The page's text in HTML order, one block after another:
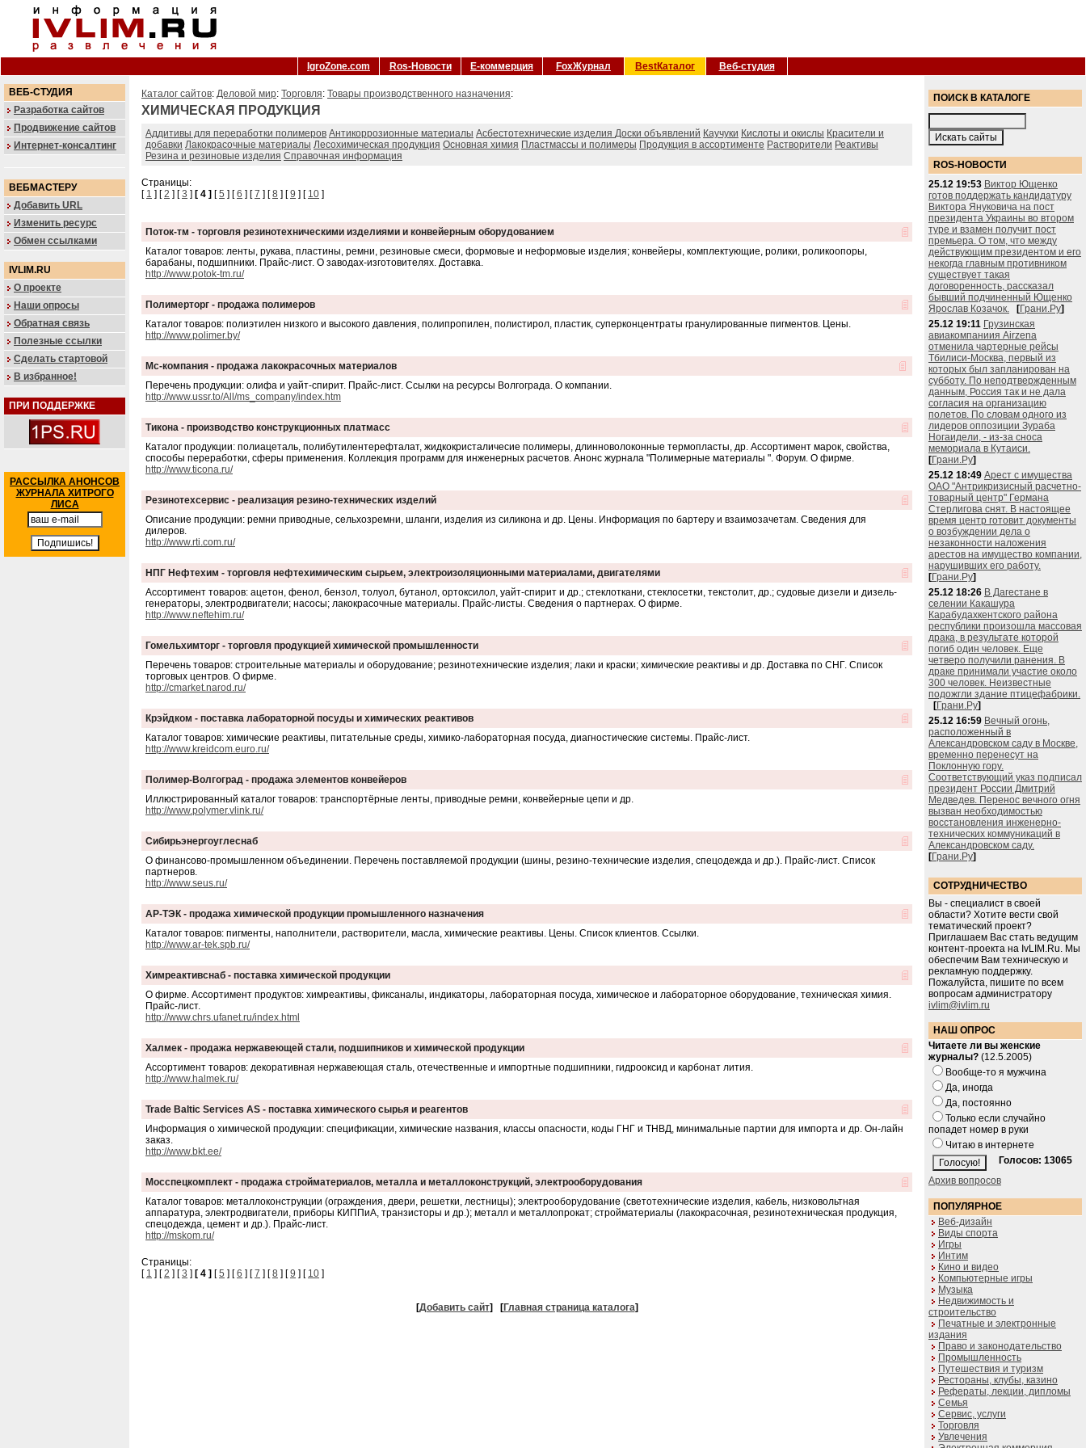
IgroZone.com Ros-Новости Е-коммерция FoxЖурнал BestКаталог Веб-студия
ВЕБ-СТУДИЯ
Разработка сайтов
Продвижение сайтов
Интернет-консалтинг
ВЕБМАСТЕРУ
Добавить URL
Изменить ресурс
Обмен ссылками
IVLIM.RU
О проекте
Наши опросы
Обратная связь
Полезные ссылки
Сделать стартовой
В избранное!
ПРИ ПОДДЕРЖКЕ
РАССЫЛКА АНОНСОВ
ЖУРНАЛА ХИТРОГО
ЛИСА
Каталог сайтов: Деловой мир: Торговля: Товары производственного назначения:
ХИМИЧЕСКАЯ ПРОДУКЦИЯ
Аддитивы для переработки полимеров Антикоррозионные материалы Асбестотехнические изделия Доски объявлений Каучуки Кислоты и окислы Красители и
добавки Лакокрасочные материалы Лесохимическая продукция Основная химия Пластмассы и полимеры Продукция в ассортименте Растворители Реактивы
Резина и резиновые изделия Справочная информация
Страницы:
[ 1 ] [2 ] [3 ] [ 4 ] [5 ] [6 ] [7 ] [8 ] [9 ] [ 10 ]
Поток-тм - торговля резинотехническими изделиями и конвейерным оборудованием
Каталог товаров: ленты, рукава, пластины, ремни, резиновые смеси, формовые и неформовые изделия; конвейеры, комплектующие, ролики, роликоопоры,
барабаны, подшипники. Прайс-лист. О заводах-изготовителях. Доставка.
http://www.potok-tm.ru/
Полимерторг - продажа полимеров
Каталог товаров: полиэтилен низкого и высокого давления, полипропилен, полистирол, пластик, суперконцентраты гранулированные пигментов. Цены.
http://www.polimer.by/
Мс-компания - продажа лакокрасочных материалов
Перечень продукции: олифа и уайт-спирит. Прайс-лист. Ссылки на ресурсы Волгограда. О компании.
http://www.ussr.to/All/ms_company/index.htm
Тикона - производство конструкционных платмасс
Каталог продукции: полиацеталь, полибутилентерефталат, жидкокристаличесие полимеры, длинноволоконные термопласты, др. Ассортимент марок, свойства,
способы переработки, сферы применения. Коллекция программ для инженерных расчетов. Анонс журнала "Полимерные материалы ". Форум. О фирме.
http://www.ticona.ru/
Резинотехсервис - реализация резино-технических изделий
Описание продукции: ремни приводные, сельхозремни, шланги, изделия из силикона и др. Цены. Информация по бартеру и взаимозачетам. Сведения для
дилеров.
http://www.rti.com.ru/
НПГ Нефтехим - торговля нефтехимическим сырьем, электроизоляционными материалами, двигателями
Ассортимент товаров: ацетон, фенол, бензол, толуол, бутанол, ортоксилол, уайт-спирит и др.; стеклоткани, стеклосетки, текстолит, др.; судовые дизели и дизель-
генераторы, электродвигатели; насосы; лакокрасочные материалы. Прайс-листы. Сведения о партнерах. О фирме.
http://www.neftehim.ru/
Гомельхимторг - торговля продукцией химической промышленности
Перечень товаров: строительные материалы и оборудование; резинотехнические изделия; лаки и краски; химические реактивы и др. Доставка по СНГ. Список
торговых центров. О фирме.
http://cmarket.narod.ru/
Крэйдком - поставка лабораторной посуды и химических реактивов
Каталог товаров: химические реактивы, питательные среды, химико-лабораторная посуда, диагностические системы. Прайс-лист.
http://www.kreidcom.euro.ru/
Полимер-Волгоград - продажа элементов конвейеров
Иллюстрированный каталог товаров: транспортёрные ленты, приводные ремни, конвейерные цепи и др.
http://www.polymer.vlink.ru/
Сибирьэнергоуглеснаб
О финансово-промышленном объединении. Перечень поставляемой продукции (шины, резино-технические изделия, спецодежда и др.). Прайс-лист. Список
партнеров.
http://www.seus.ru/
AР-ТЭК - продажа химической продукции промышленного назначения
Каталог товаров: пигменты, наполнители, растворители, масла, химические реактивы. Цены. Список клиентов. Ссылки.
http://www.ar-tek.spb.ru/
Химреактивснаб - поставка химической продукции
О фирме. Ассортимент продуктов: химреактивы, фиксаналы, индикаторы, лабораторная посуда, химическое и лабораторное оборудование, техническая химия.
Прайс-лист.
http://www.chrs.ufanet.ru/index.html
Халмек - продажа нержавеющей стали, подшипников и химической продукции
Ассортимент товаров: декоративная нержавеющая сталь, отечественные и импортные подшипники, гидрооксид и карбонат лития.
http://www.halmek.ru/
Trade Baltic Services AS - поставка химического сырья и реагентов
Информация о химической продукции: спецификации, химические названия, классы опасности, коды ГНГ и ТНВД, минимальные партии для импорта и др. Он-лайн
заказ.
http://www.bkt.ee/
Мосспецкомплект - продажа стройматериалов, металла и металлоконструкций, электрооборудования
Каталог товаров: металлоконструкции (ограждения, двери, решетки, лестницы); электрооборудование (светотехнические изделия, кабель, низковольтная
аппаратура, электродвигатели, приборы КИППиА, транзисторы и др.); металл и металлопрокат; стройматериалы (лакокрасочная, резинотехническая продукция,
спецодежда, цемент и др.). Прайс-лист.
http://mskom.ru/
Страницы:
[ 1 ] [2 ] [3 ] [ 4 ] [5 ] [6 ] [7 ] [8 ] [9 ] [ 10 ]
[Добавить сайт] [Главная страница каталога]
ПОИСК В КАТАЛОГЕ
ROS-НОВОСТИ
25.12 19:53 Виктор Ющенко
готов поддержать кандидатуру
Виктора Януковича на пост
президента Украины во втором
туре и взамен получит пост
премьера. О том, что между
действующим президентом и его
некогда главным противником
существует такая
договоренность, рассказал
бывший подчиненный Ющенко
Ярослав Козачок.
[Грани.Ру]
25.12 19:11 Грузинская
авиакомпаниия Airzena
отменила чартерные рейсы
Тбилиси-Москва, первый из
которых был запланирован на
субботу. По неподтвержденным
данным, Россия так и не дала
согласия на организацию
полетов. По словам одного из
лидеров оппозиции Зураба
Ногаидели, - из-за сноса
мемориала в Кутаиси.
[Грани.Ру]
25.12 18:49 Арест с имущества
ОАО "Антрикризисный расчетно-
товарный центр" Германа
Стерлигова снят. В настоящее
время центр готовит документы
о возбуждении дела о
незаконности наложения
арестов на имущество компании,
нарушивших его работу.
[Грани.Ру]
25.12 18:26 В Дагестане в
селении Какашура
Карабудахкентского района
республики произошла массовая
драка, в результате которой
погиб один человек. Еще
четверо получили ранения. В
драке принимали участие около
300 человек. Неизвестные
подожгли здание птицефабрики.
[Грани.Ру]
25.12 16:59 Вечный огонь,
расположенный в
Александровском саду в Москве,
временно перенесут на
Поклонную гору.
Соответствующий указ подписал
президент России Дмитрий
Медведев. Перенос вечного огня
вызван необходимостью
восстановления инженерно-
технических коммуникаций в
Александровском саду.
[Грани.Ру]
СОТРУДНИЧЕСТВО
Вы - специалист в своей
области? Хотите вести свой
тематический проект?
Приглашаем Вас стать ведущим
контент-проекта на IvLIM.Ru. Мы
обеспечим Вам техническую и
рекламную поддержку.
Пожалуйста, пишите по всем
вопросам администратору
ivlim@ivlim.ru
НАШ ОПРОС
Читаете ли вы женские
журналы? (12.5.2005)
Вообще-то я мужчина
Да, иногда
Да, постоянно
Только если случайно
попадет номер в руки
Читаю в интернете
Голосов: 13065
Архив вопросов
ПОПУЛЯРНОЕ
Веб-дизайн
Виды спорта
Игры
Интим
Кино и видео
Компьютерные игры
Музыка
Недвижимость и
строительство
Печатные и электронные
издания
Право и законодательство
Промышленность
Путешествия и туризм
Рестораны, клубы, казино
Рефераты, лекции, дипломы
Семья
Сервис, услуги
Торговля
Увлечения